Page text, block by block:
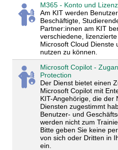
M365 - Konto und
Am KIT werden
Beschäftigte,
Partner:innen am KIT
verschiedene,
Microsoft Cloud Dienste
nutzen zu können.
Microsoft Copilot -
Protection
Der Dienst bietet einen
Microsoft Copilot mit
KIT-Angehörige, die der
Diensten zugestimmt
Benutzer- und
werden nicht zum
Bitte geben Sie keine
von sich oder Dritten in
ein.